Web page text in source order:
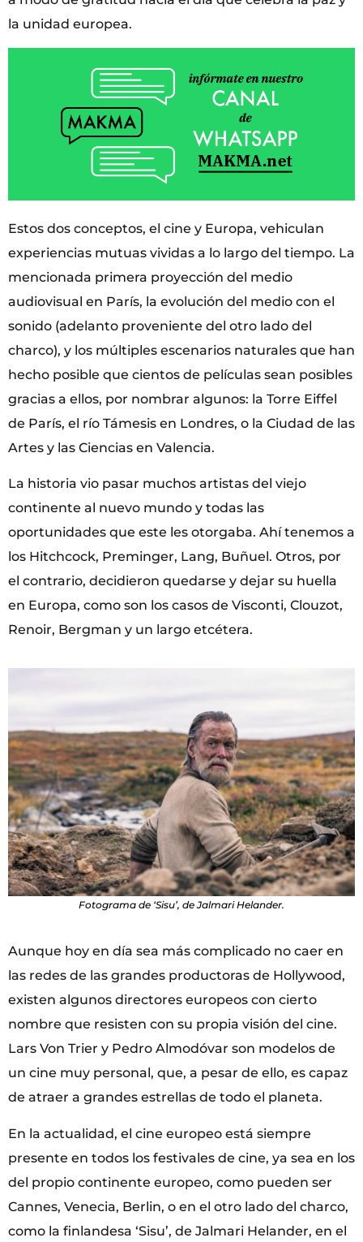
la unidad europea.
Estos dos conceptos, el cine y Europa, vehiculan
experiencias mutuas vividas a lo largo del tiempo. La
mencionada primera proyección del medio
audiovisual en París, la evolución del medio con el
sonido (adelanto proveniente del otro lado del
charco), y los múltiples escenarios naturales que han
hecho posible que cientos de películas sean posibles
gracias a ellos, por nombrar algunos: la Torre Eiffel
de París, el río Támesis en Londres, o la Ciudad de las
Artes y las Ciencias en Valencia.
La historia vio pasar muchos artistas del viejo
continente al nuevo mundo y todas las
oportunidades que este les otorgaba. Ahí tenemos a
los Hitchcock, Preminger, Lang, Buñuel. Otros, por
el contrario, decidieron quedarse y dejar su huella
en Europa, como son los casos de Visconti, Clouzot,
Renoir, Bergman y un largo etcétera.
Fotograma de ‘Sisu’, de Jalmari Helander.
Aunque hoy en día sea más complicado no caer en
las redes de las grandes productoras de Hollywood,
existen algunos directores europeos con cierto
nombre que resisten con su propia visión del cine.
Lars Von Trier y Pedro Almodóvar son modelos de
un cine muy personal, que, a pesar de ello, es capaz
de atraer a grandes estrellas de todo el planeta.
En la actualidad, el cine europeo está siempre
presente en todos los festivales de cine, ya sea en los
del propio continente europeo, como pueden ser
Cannes, Venecia, Berlin, o en el otro lado del charco,
como la finlandesa ‘Sisu’, de Jalmari Helander, en el